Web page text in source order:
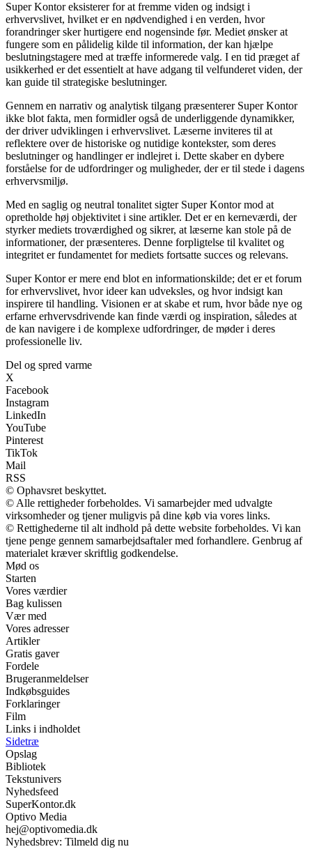
Super Kontor eksisterer for at fremme viden og indsigt i
erhvervslivet, hvilket er en nødvendighed i en verden, hvor
forandringer sker hurtigere end nogensinde før. Mediet ønsker at
fungere som en pålidelig kilde til information, der kan hjælpe
beslutningstagere med at træffe informerede valg. I en tid præget af
usikkerhed er det essentielt at have adgang til velfunderet viden, der
kan guide til strategiske beslutninger.
Gennem en narrativ og analytisk tilgang præsenterer Super Kontor
ikke blot fakta, men formidler også de underliggende dynamikker,
der driver udviklingen i erhvervslivet. Læserne inviteres til at
reflektere over de historiske og nutidige kontekster, som deres
beslutninger og handlinger er indlejret i. Dette skaber en dybere
forståelse for de udfordringer og muligheder, der er til stede i dagens
erhvervsmiljø.
Med en saglig og neutral tonalitet sigter Super Kontor mod at
opretholde høj objektivitet i sine artikler. Det er en kerneværdi, der
styrker mediets troværdighed og sikrer, at læserne kan stole på de
informationer, der præsenteres. Denne forpligtelse til kvalitet og
integritet er fundamentet for mediets fortsatte succes og relevans.
Super Kontor er mere end blot en informationskilde; det er et forum
for erhvervslivet, hvor ideer kan udveksles, og hvor indsigt kan
inspirere til handling. Visionen er at skabe et rum, hvor både nye og
erfarne erhvervsdrivende kan finde værdi og inspiration, således at
de kan navigere i de komplexe udfordringer, de møder i deres
professionelle liv.
Del og spred varme
X
Facebook
Instagram
LinkedIn
YouTube
Pinterest
TikTok
Mail
RSS
© Ophavsret beskyttet.
© Alle rettigheder forbeholdes. Vi samarbejder med udvalgte
virksomheder og tjener muligvis på dine køb via vores links.
© Rettighederne til alt indhold på dette website forbeholdes. Vi kan
tjene penge gennem samarbejdsaftaler med forhandlere. Genbrug af
materialet kræver skriftlig godkendelse.
Mød os
Starten
Vores værdier
Bag kulissen
Vær med
Vores adresser
Artikler
Gratis gaver
Fordele
Brugeranmeldelser
Indkøbsguides
Forklaringer
Film
Links i indholdet
Sidetræ
Opslag
Bibliotek
Tekstunivers
Nyhedsfeed
SuperKontor.dk
Optivo Media
hej@optivomedia.dk
Nyhedsbrev: Tilmeld dig nu